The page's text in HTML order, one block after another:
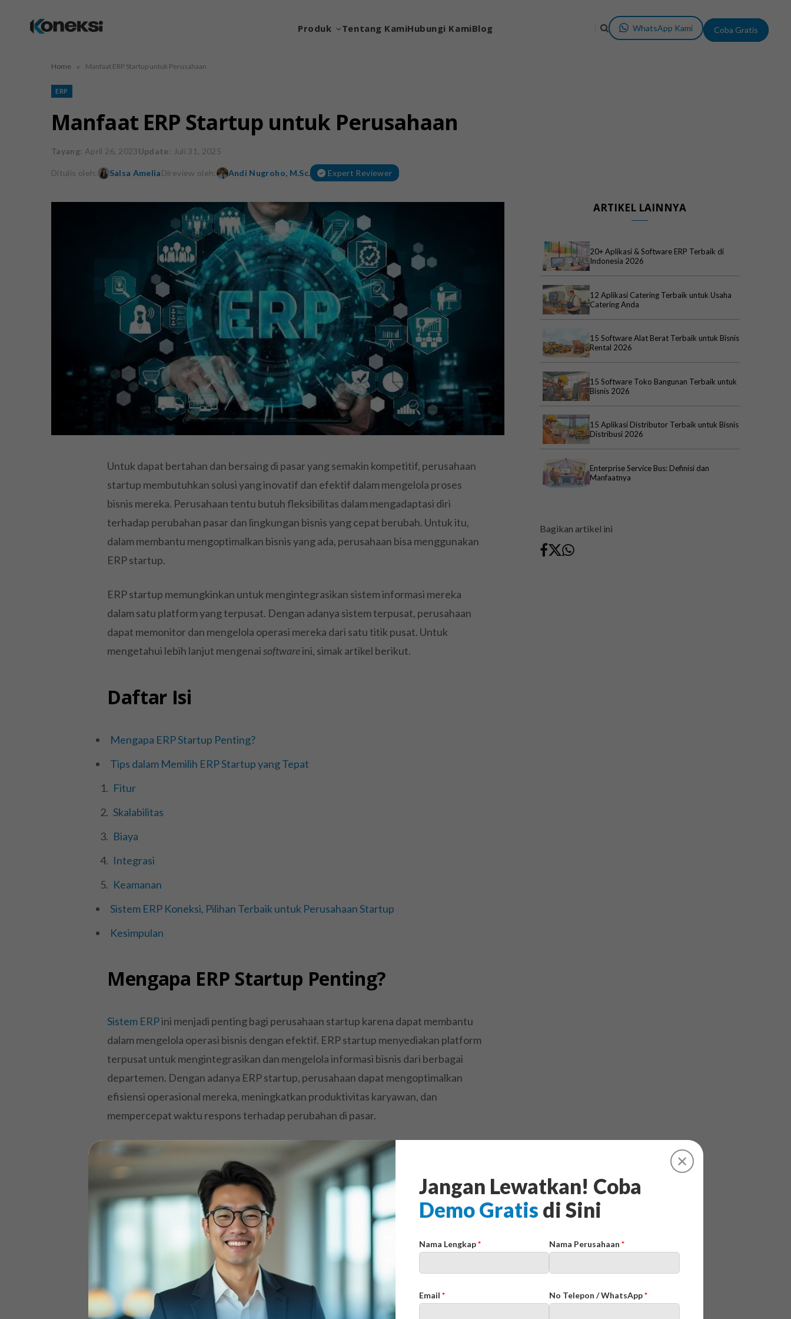
✕
Jangan Lewatkan! Coba
Demo Gratis di Sini
Nama Lengkap* Nama Perusahaan*
Email * No Telepon / WhatsApp*
Produk Tentang KamiHubungi KamiBlog WhatsApp Kami Coba Gratis
Home » Manfaat ERP Startup untuk Perusahaan
ERP
Manfaat ERP Startup untuk Perusahaan
Tayang: April 26, 2023Update: Juli 31, 2025
Ditulis oleh: Salsa AmeliaDireview oleh: Andi Nugroho, M.Sc. Expert Reviewer
Untuk dapat bertahan dan bersaing di pasar yang semakin kompetitif, perusahaan
startup membutuhkan solusi yang inovatif dan efektif dalam mengelola proses
bisnis mereka. Perusahaan tentu butuh fleksibilitas dalam mengadaptasi diri
terhadap perubahan pasar dan lingkungan bisnis yang cepat berubah. Untuk itu,
dalam membantu mengoptimalkan bisnis yang ada, perusahaan bisa menggunakan
ERP startup.
ERP startup memungkinkan untuk mengintegrasikan sistem informasi mereka
dalam satu platform yang terpusat. Dengan adanya sistem terpusat, perusahaan
dapat memonitor dan mengelola operasi mereka dari satu titik pusat. Untuk
mengetahui lebih lanjut mengenaisoftwareini, simak artikel berikut.
Daftar Isi
Mengapa ERP Startup Penting?
Tips dalam Memilih ERP Startup yang Tepat
Fitur
Skalabilitas
Biaya
Integrasi
Keamanan
Sistem ERP Koneksi, Pilihan Terbaik untuk Perusahaan Startup
Kesimpulan
Mengapa ERP Startup Penting?
Sistem ERPini menjadi penting bagi perusahaan startup karena dapat membantu
dalam mengelola operasi bisnis dengan efektif. ERP startup menyediakan platform
terpusat untuk mengintegrasikan dan mengelola informasi bisnis dari berbagai
departemen. Dengan adanya ERP startup, perusahaan dapat mengoptimalkan
efisiensi operasional mereka, meningkatkan produktivitas karyawan, dan
mempercepat waktu respons terhadap perubahan di pasar.
Selain itu, ERP startup juga dapat membantu perusahaan dalam meningkatkan
pengambilan keputusan bisnis yang tepat melalui informasi
data yang akurat. Dengan adanya sistem yang terpusat bisa memonitor operasi
mereka sehingga mengurangi kesalahan dan meningkatkan konsistensi data.
Tips dalam Memilih ERP Startup yang
Tepat
ARTIKEL LAINNYA
20+ Aplikasi & Software ERP Terbaik di
Indonesia 2026
12 Aplikasi Catering Terbaik untuk Usaha
Catering Anda
15 Software Alat Berat Terbaik untuk Bisnis
Rental 2026
15 Software Toko Bangunan Terbaik untuk
Bisnis 2026
15 Aplikasi Distributor Terbaik untuk Bisnis
Distribusi 2026
Enterprise Service Bus: Definisi dan
Manfaatnya
Bagikan artikel ini